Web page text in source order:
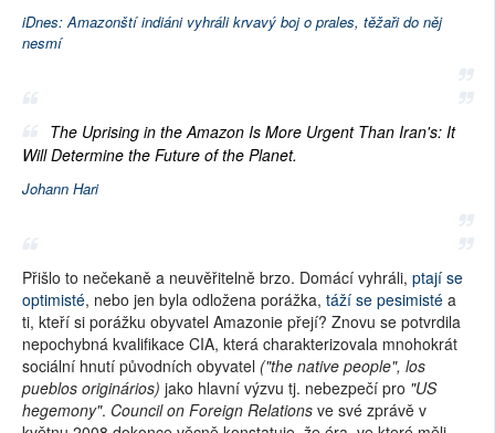
iDnes: Amazonští indiáni vyhráli krvavý boj o prales, těžaři do něj
nesmí
The Uprising in the Amazon Is More Urgent Than Iran's: It
Will Determine the Future of the Planet.
Johann Hari
Přišlo to nečekaně a neuvěřitelně brzo. Domácí vyhráli, ptají se
optimisté, nebo jen byla odložena porážka, táží se pesimisté a
ti, kteří si porážku obyvatel Amazonie přejí? Znovu se potvrdila
nepochybná kvalifikace CIA, která charakterizovala mnohokrát
sociální hnutí původních obyvatel ("the native people", los
pueblos originários) jako hlavní výzvu tj. nebezpečí pro "US
hegemony". Council on Foreign Relations ve své zprávě v